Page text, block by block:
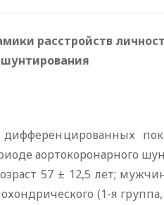
расстройств
аортокоронарного
57 ± 12,5 лет;
(1-я